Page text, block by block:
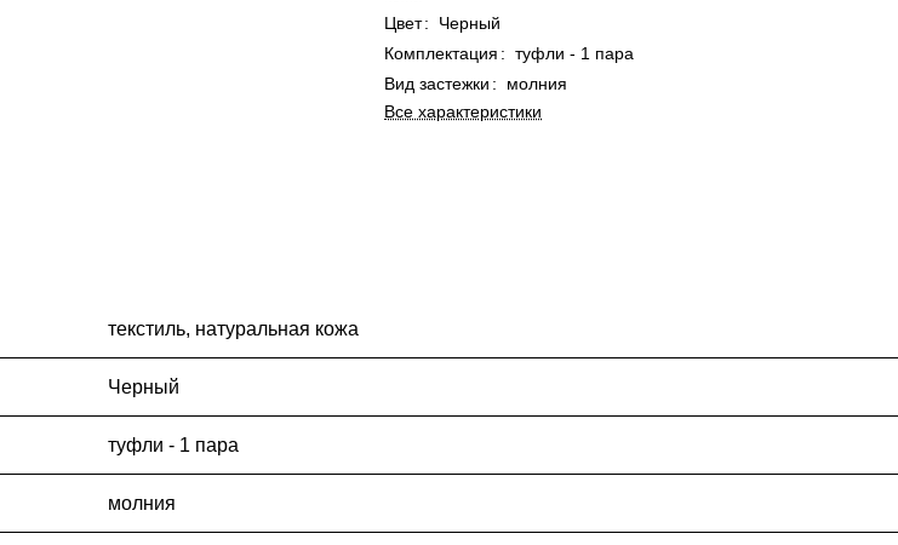
Цвет:
Черный
Комплектация : туфли - 1 пара
Вид застежки :
молния
Все характеристики
текстиль, натуральная кожа
Черный
туфли - 1 пара
молния